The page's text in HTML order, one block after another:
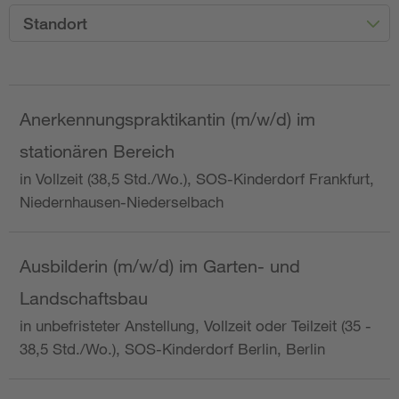
Standort
Anerkennungspraktikantin (m/w/d) im
stationären Bereich
in Vollzeit (38,5 Std./Wo.), SOS-Kinderdorf Frankfurt,
Niedernhausen-Niederselbach
Ausbilderin (m/w/d) im Garten- und
Landschaftsbau
in unbefristeter Anstellung, Vollzeit oder Teilzeit (35 -
38,5 Std./Wo.), SOS-Kinderdorf Berlin, Berlin